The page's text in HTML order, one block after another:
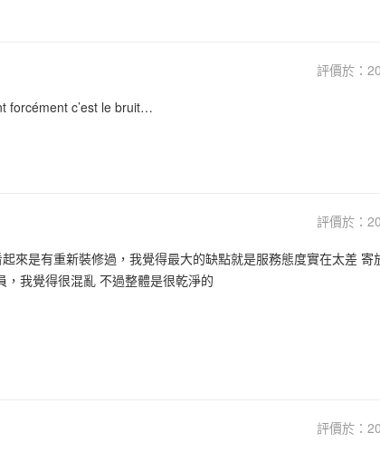
評價於：
forcément c’est le bruit…
評價於：
來是有重新裝修過，我覺得最大的缺點就是服務態度實在太差 寄
我覺得很混亂 不過整體是很乾淨的
評價於：